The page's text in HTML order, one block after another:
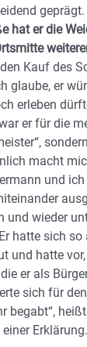
geprägt.
hat er die
Kauf des
glaube, er
erleben
er für die
macht
und
und wieder
hatte sich
und hatte
er als
sich für
begabt“,
Erklärung.